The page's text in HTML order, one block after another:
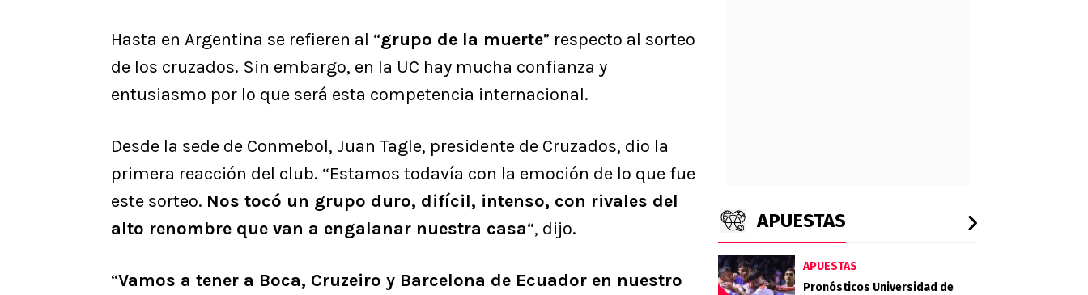
Hasta en Argentina se refieren al “grupo de la muerte” respecto al sorteo
de los cruzados. Sin embargo, en la UC hay mucha confianza y
entusiasmo por lo que será esta competencia internacional.
Desde la sede de Conmebol, Juan Tagle, presidente de Cruzados, dio la
primera reacción del club. “Estamos todavía con la emoción de lo que fue
este sorteo. Nos tocó un grupo duro, difícil, intenso, con rivales del
alto renombre que van a engalanar nuestra casa“, dijo.
“Vamos a tener a Boca, Cruzeiro y Barcelona de Ecuador en nuestro
APUESTAS
APUESTAS
Pronósticos Universidad de